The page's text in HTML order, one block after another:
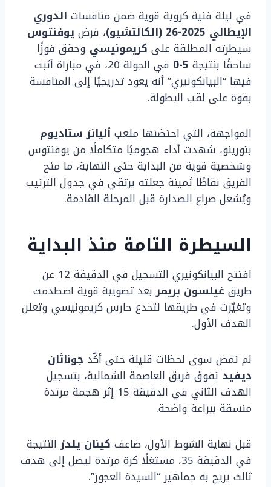
في ليلة فنية كروية قوية ضمن منافسات الدوري
الإيطالي 2025-26 (الكالتشيو)
، فرضيوفنتوس
سيطرته المطلقة على كريمونيسي وحقق فوزًا
ساحقًا بنتيجة 5-0
في الجولة 20، في مباراة أثبت
فيها “البيانكونيري” أنه يعود تدريجيًا إلى المنافسة
بقوة على لقب البطولة.
المواجهة، التي احتضنها ملعبأليانز ستاديوم
بتورينو، شهدت أداء هجوميًا متكاملًا من يوفنتوس
وشخصية قوية من البداية حتى النهاية، ما منح
الفريق نقاطًا ثمينة جعلته يرتقي في جدول الترتيب
ويُشعل صراع الصدارة قبل المرحلة القادمة.
السيطرة التامة منذ البداية
افتتح البيانكونيري التسجيل في الدقيقة 12 عن
طريق غيلسون بريمربعد تصويبة قوية اصطدمت
وتغيّرت في طريقها لتخدع حارس كريمونيسي وتعلن
الهدف الأول.
لم تمض سوى لحظات قليلة حتى أكّد جوناثان
ديفيد تفوق فريق العاصمة الشمالية، بتسجيل
الهدف الثاني في الدقيقة 15 إثر هجمة مرتدة
منسقة ببراعة واضحة.
قبل نهاية الشوط الأول، ضاعف كينان يلدزالنتيجة
في الدقيقة 35، مستغلًا كرة مرتدة ليصل إلى هدف
ثالث يريح به جماهير “السيدة العجوز”.